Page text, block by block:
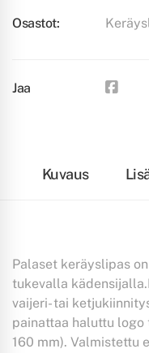
Osastot:
Jaa
Kuvaus
Palaset keräyslipas
tukevalla
vaijeri- tai
painattaa haluttu logo
160 mm). Valmistettu